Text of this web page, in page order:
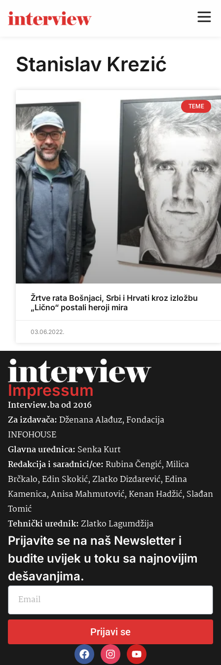
Stanislav Krezić
TEME
Žrtve rata Bošnjaci, Srbi i Hrvati kroz izložbu
„Lično“ postali heroji mira
03.06.2022.
Impressum
Interview.ba od 2016
Za izdavača:Dženana Alađuz, Fondacija
INFOHOUSE
Glavna urednica: SenkaKurt
Redakcija i saradnici/ce:Rubina Čengić, Milica
Brčkalo, Edin Skokić, Zlatko Dizdarević, Edina
Kamenica, Anisa Mahmutović, Kenan Hadžić, Slađan
Tomić
Tehnički urednik:Zlatko Lagumdžija
Prijavite se na naš Newsletter i
budite uvijek u toku sa najnovijim
dešavanjima.
Prijavi se